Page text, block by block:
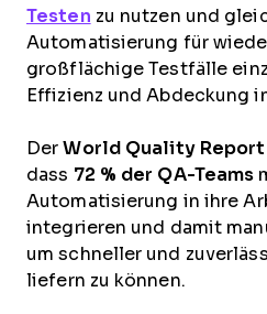
Testen zu nutzen und
Automatisierung für
großflächige Testfälle
Effizienz und Abdeckung
DerWorld Quality
dass 72 % der QA-Teams
Automatisierung in ihre
integrieren und damit
um schneller und
liefern zu können.